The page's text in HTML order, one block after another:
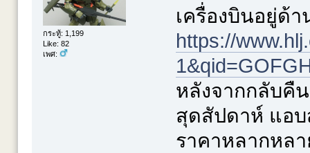
กระทู้: 1,199
Like: 82
เพศ:
เครื่องบินอยู่ด้
https://
หลังจากกลับคื
สุดสัปดาห์ แอบ
ราคาหลากหลา